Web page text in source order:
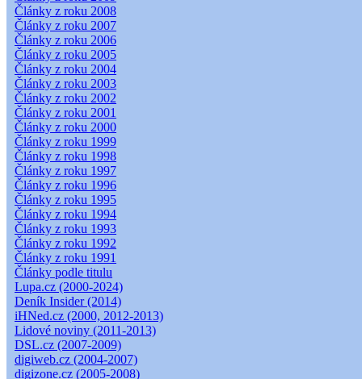
Články z roku 2008
Články z roku 2007
Články z roku 2006
Články z roku 2005
Články z roku 2004
Články z roku 2003
Články z roku 2002
Články z roku 2001
Články z roku 2000
Články z roku 1999
Články z roku 1998
Články z roku 1997
Články z roku 1996
Články z roku 1995
Články z roku 1994
Články z roku 1993
Články z roku 1992
Články z roku 1991
Články podle titulu
Lupa.cz (2000-2024)
Deník Insider (2014)
iHNed.cz (2000, 2012-2013)
Lidové noviny (2011-2013)
DSL.cz (2007-2009)
digiweb.cz (2004-2007)
digizone.cz (2005-2008)